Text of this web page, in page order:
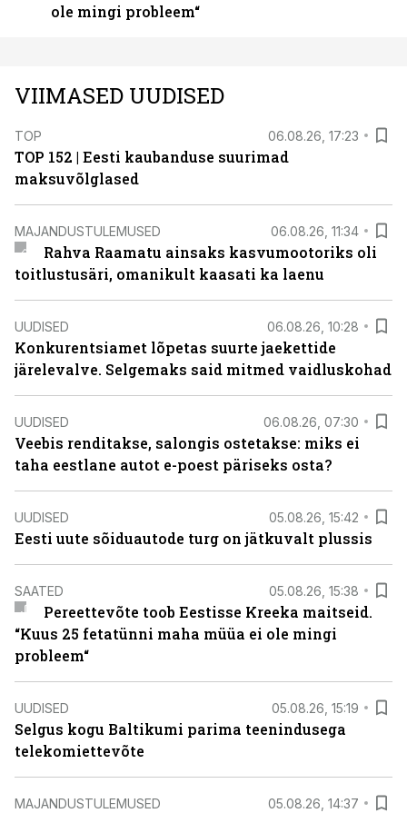
ole mingi probleem“
VIIMASED UUDISED
TOP 06.08.26, 17:23
TOP 152 | Eesti kaubanduse suurimad
maksuvõlglased
MAJANDUSTULEMUSED 06.08.26, 11:34
Rahva Raamatu ainsaks kasvumootoriks oli
toitlustusäri, omanikult kaasati ka laenu
UUDISED 06.08.26, 10:28
Konkurentsiamet lõpetas suurte jaekettide
järelevalve. Selgemaks said mitmed vaidluskohad
UUDISED 06.08.26, 07:30
Veebis renditakse, salongis ostetakse: miks ei
taha eestlane autot e-poest päriseks osta?
UUDISED 05.08.26, 15:42
Eesti uute sõiduautode turg on jätkuvalt plussis
SAATED 05.08.26, 15:38
Pereettevõte toob Eestisse Kreeka maitseid.
“Kuus 25 fetatünni maha müüa ei ole mingi
probleem“
UUDISED 05.08.26, 15:19
Selgus kogu Baltikumi parima teenindusega
telekomiettevõte
MAJANDUSTULEMUSED 05.08.26, 14:37